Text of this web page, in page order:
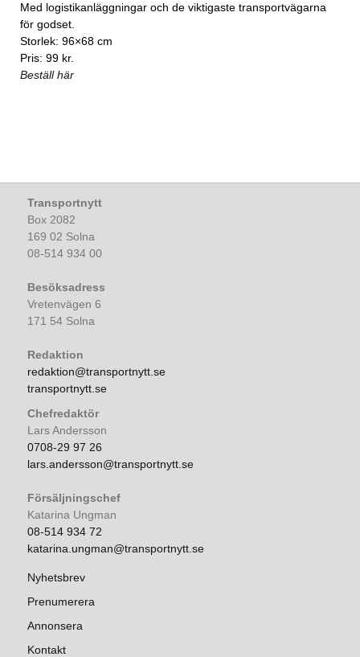
Med logistikanläggningar och de viktigaste transportvägarna
för godset.
Storlek: 96×68 cm
Pris: 99 kr.
Beställ här
Transportnytt
Box 2082
169 02 Solna
08-514 934 00
Besöksadress
Vretenvägen 6
171 54 Solna
Redaktion
redaktion@transportnytt.se
transportnytt.se
Chefredaktör
Lars Andersson
0708-29 97 26
lars.andersson@transportnytt.se
Försäljningschef
Katarina Ungman
08-514 934 72
katarina.ungman@transportnytt.se
Nyhetsbrev
Prenumerera
Annonsera
Kontakt